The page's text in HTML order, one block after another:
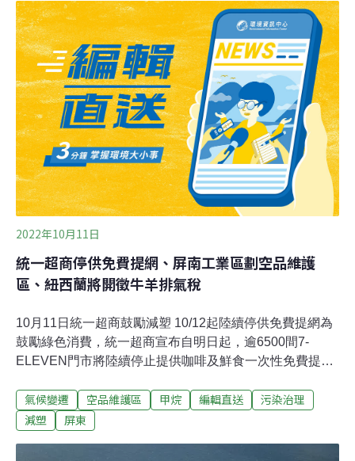
到最近才找到兇手，原來是陸上風機漏油導致，漁民發現
後通報村長，村長鄭鵬豐說，目前了解有2家漏油，已通
報但無法確定災損情形。彰化縣養殖協會副總幹事許永坤
就說，風機漏油不僅影響道路，若流入堤岸與養殖岸的混
泥土上，會滲入養殖池內，並附著在池底的藻類上面，其
中以吃藻類與微生物的白蝦將會首當其衝，成為第1個受
污染死亡的物種。目前白蝦已經連續3天接獲到養殖戶通
報，已經出現暴斃死亡的情形，研判接下來文蛤在一週左
右也會陸續暴斃，目前已經要求相關廠商到場視
2022年10月11日
統一超商停供免費提網、屏南工業區劃空品維護
區、紐西蘭將開徵牛羊排氣稅
10月11日統一超商鼓勵減塑 10/12起陸續停供免費提網為
鼓勵綠色消費，統一超商宣布自明日起，逾6500間7-
ELEVEN門市將陸續停止提供咖啡及鮮食一次性免費提
能減少逾354噸塑膠垃圾產生、約等於711噸碳排。為鼓勵
民眾自備購物袋使用，統一超商表示，民眾未來消費時忘
氣候變遷 空品維護區 甲烷 編輯直送
污染治理
減塑
屏東